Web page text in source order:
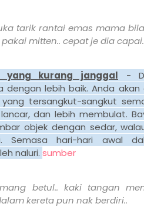
tarik rantai emas mama
mitten.. cepat je dia capai.
yang kurang janggal -
dengan lebih baik. Anda
tersangkut-sangkut
dan lebih membulat.
objek dengan sedar,
Semasa hari-hari awal
naluri. sumber
betul.. kaki tangan
kereta pun nak berdiri..